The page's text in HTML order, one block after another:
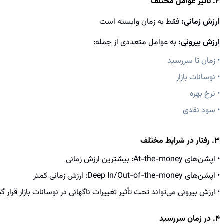
ارزش زمانی: فقط به زمان وابسته است
ارزش بیرونی: به عوامل متعددی از جمله:
• زمان تا سررسید
• نوسانات بازار
• نرخ بهره
• سود نقدی
3. رفتار در شرایط مختلف
• اپشن‌های At-the-money: بیشترین ارزش زمانی
• اپشن‌های Deep In/Out-of-the-money: ارزش زمانی کمتر
• ارزش بیرونی می‌تواند تحت تأثیر تغییرات ناگهانی در نوسانات بازار قرار
4. در زمان سررسید